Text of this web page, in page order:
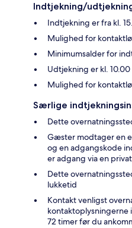
Indtjekning/
Indtjekning er fra kl.
Mulighed for
Minimumsalder for
Udtjekning er kl. 10.00
Mulighed for
Særlige
Dette
Gæster modtager en
og en adgangskode
er adgang via en
Dette
lukketid
Kontakt venligst
72 timer før du